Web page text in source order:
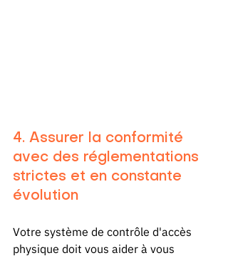
4. Assurer la conformité
avec des réglementations
strictes et en constante
évolution
Votre système de contrôle d'accès
physique doit vous aider à vous